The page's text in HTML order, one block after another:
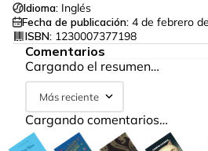
Idioma: Inglés
Fecha de publicación: 4 de febrero
ISBN: 1230007377198
Comentarios
Cargando el resumen…
Más reciente
Cargando comentarios…